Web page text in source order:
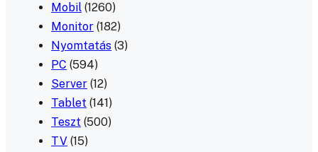
Mobil (1260)
Monitor (182)
Nyomtatás (3)
PC (594)
Server (12)
Tablet (141)
Teszt (500)
TV (15)